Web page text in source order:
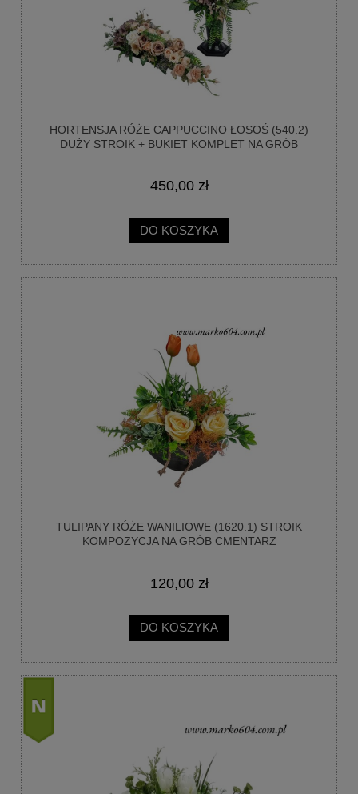
HORTENSJA RÓŻE CAPPUCCINO ŁOSOŚ (540.2)
DUŻY STROIK + BUKIET KOMPLET NA GRÓB
450,00 zł
DO KOSZYKA
TULIPANY RÓŻE WANILIOWE (1620.1) STROIK
KOMPOZYCJA NA GRÓB CMENTARZ
120,00 zł
DO KOSZYKA